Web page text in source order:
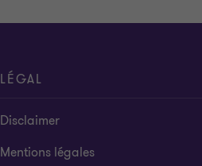
LÉGAL
Disclaimer
Mentions légales